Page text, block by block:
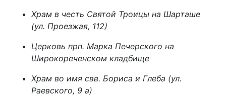
Храм в честь Святой Троицы на Шарташе
(ул. Проезжая, 112)
Церковь прп. Марка Печерского на
Широкореченском кладбище
Храм во имя свв. Бориса и Глеба (ул.
Раевского, 9 а)